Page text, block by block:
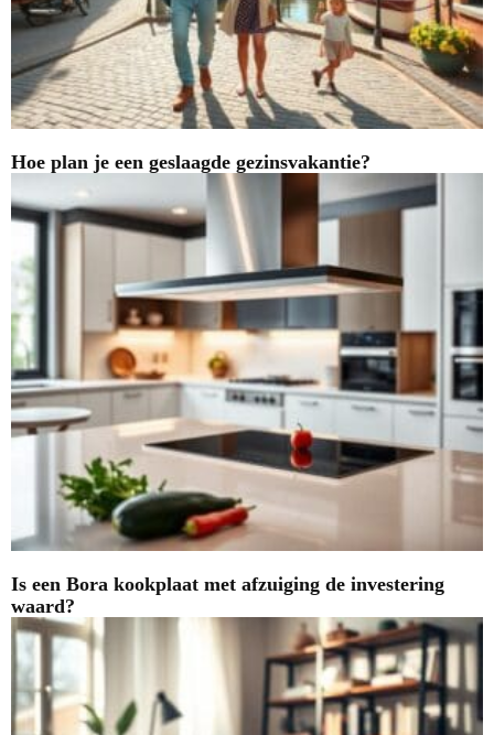
Hoe plan je een geslaagde gezinsvakantie?
Is een Bora kookplaat met afzuiging de investering
waard?